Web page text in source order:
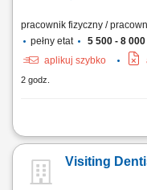
pracownik fizyczny /
pełny etat
5 500 - 8 000
aplikuj szybko
2 godz.
Zakres obowiązków:
zewnętrznych; zapewnienie
barmańskiej;
Visiting